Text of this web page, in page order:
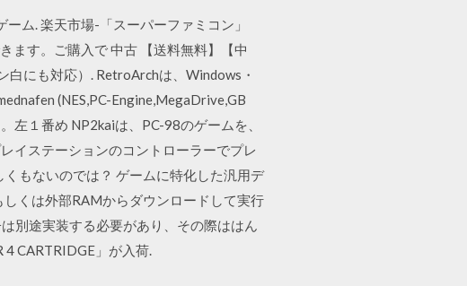
ム. 楽天市場-「スーパーファミコン」
ます。ご購入で 中古 【送料無料】【中
白にも対応）. RetroArchは、Windows・
(NES,PC-Engine,MegaDrive,GB
左１番め NP2kaiは、PC-98のゲームを、
イステーションのコントローラーでプレ
もないのでは？ ゲームに特化した汎用デ
くは外部RAMからダウンロードして実行
別途実装する必要があり、その際ははん
CARTRIDGE」が入荷.